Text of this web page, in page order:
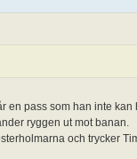
en pass som han inte
ryggen ut mot banan.
och trycker